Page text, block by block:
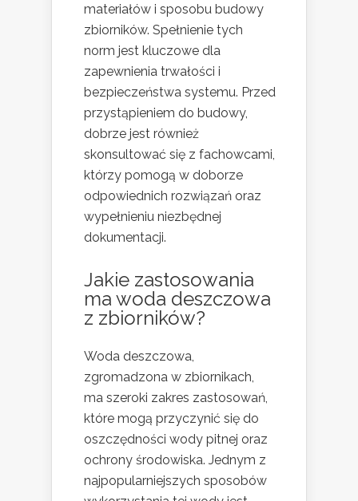
materiałów i sposobu budowy
zbiorników. Spełnienie tych
norm jest kluczowe dla
zapewnienia trwałości i
bezpieczeństwa systemu. Przed
przystąpieniem do budowy,
dobrze jest również
skonsultować się z fachowcami,
którzy pomogą w doborze
odpowiednich rozwiązań oraz
wypełnieniu niezbędnej
dokumentacji.
Jakie zastosowania
ma woda deszczowa
z zbiorników?
Woda deszczowa,
zgromadzona w zbiornikach,
ma szeroki zakres zastosowań,
które mogą przyczynić się do
oszczędności wody pitnej oraz
ochrony środowiska. Jednym z
najpopularniejszych sposobów